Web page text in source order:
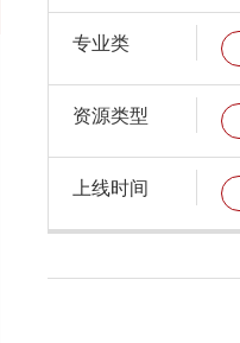
专业类
资源类型
上线时间